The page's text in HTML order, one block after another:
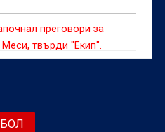
преговори за
твърди "Екип".